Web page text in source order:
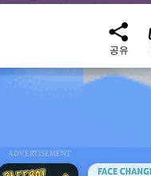
ADVERTISEMENT
공유